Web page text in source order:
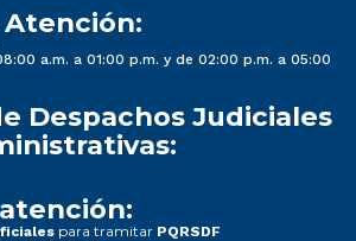
Atención:
a.m. a 01:00 p.m. y de 02:00 p.m. a 05:00
Despachos Judiciales
para tramitar PQRSDF